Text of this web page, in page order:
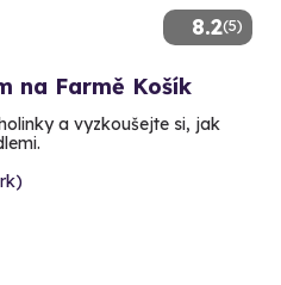
8.2(5)
na Farmě Košík
a vyzkoušejte si, jak